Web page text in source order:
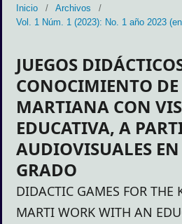
Inicio / Archivos
/
Vol. 1 Núm. 1 (2023): No. 1 año 2023
JUEGOS
CONOCIMIENTO
MARTIANA CON
EDUCATIVA, A
AUDIOVISUALES EN
GRADO
DIDACTIC GAMES FOR THE
MARTI WORK WITH AN